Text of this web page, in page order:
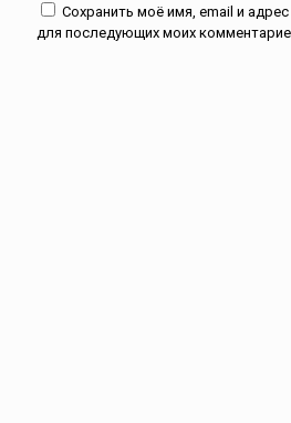
Сохранить моё имя, email и
для последующих моих